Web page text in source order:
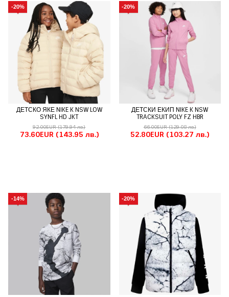
-20%
ДЕТСКО ЯКЕ NIKE K NSW LOW
SYNFL HD JKT
92.00EUR(179.94 лв.)
73.60EUR (143.95 лв.)
-20%
ДЕТСКИ ЕКИП NIKE K NSW
TRACKSUIT POLY FZ HBR
66.00EUR(129.08 лв.)
52.80EUR (103.27 лв.)
-14% -20%